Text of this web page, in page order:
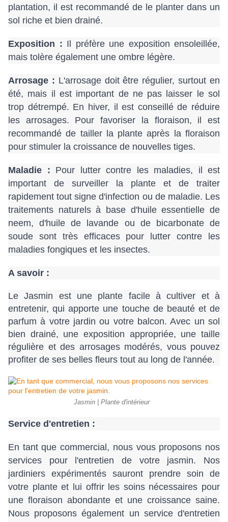
plantation, il est recommandé de le planter dans un
sol riche et bien drainé.
Exposition : Il préfère une exposition ensoleillée,
mais tolère également une ombre légère.
Arrosage : L'arrosage doit être régulier, surtout en
été, mais il est important de ne pas laisser le sol
trop détrempé. En hiver, il est conseillé de réduire
les arrosages. Pour favoriser la floraison, il est
recommandé de tailler la plante après la floraison
pour stimuler la croissance de nouvelles tiges.
Maladie : Pour lutter contre les maladies, il est
important de surveiller la plante et de traiter
rapidement tout signe d'infection ou de maladie. Les
traitements naturels à base d'huile essentielle de
neem, d'huile de lavande ou de bicarbonate de
soude sont très efficaces pour lutter contre les
maladies fongiques et les insectes.
A savoir :
Le Jasmin est une plante facile à cultiver et à
entretenir, qui apporte une touche de beauté et de
parfum à votre jardin ou votre balcon. Avec un sol
bien drainé, une exposition appropriée, une taille
régulière et des arrosages modérés, vous pouvez
profiter de ses belles fleurs tout au long de l'année.
Jasmin | Plante d'intérieur
Service d'entretien :
En tant que commercial, nous vous proposons nos
services pour l'entretien de votre jasmin. Nos
jardiniers expérimentés sauront prendre soin de
votre plante et lui offrir les soins nécessaires pour
une floraison abondante et une croissance saine.
Nous proposons également un service d'entretien